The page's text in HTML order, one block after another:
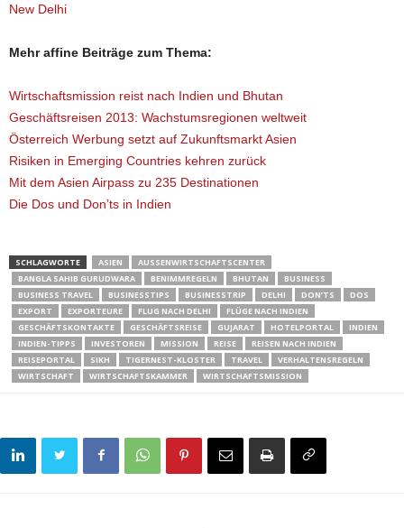
New Delhi
Mehr affine Beiträge zum Thema:
Wirtschaftsmission reist nach Indien und Bhutan
Geschäftsreisen 2013: Wachstumsregionen weltweit
Österreich Werbung setzt auf Zukunftsmarkt Asien
Risiken in Emerging Countries kehren zurück
Mit dem Asien Airpass zu 235 Destinationen
Die Dos und Don’ts in Indien
SCHLAGWORTE ASIEN
AUSSENWIRTSCHAFTSCENTER
BANGLA SAHIB GURUDWARA
BENIMMREGELN BHUTAN
BUSINESS
BUSINESS TRAVEL
BUSINESSTIPS BUSINESSTRIP DELHI DON’TS
DOS
EXPORT
EXPORTEURE FLUG NACH DELHI
FLÜGE NACH INDIEN
GESCHÄFTSKONTAKTE
GESCHÄFTSREISE GUJARAT HOTELPORTAL
INDIEN
INDIEN-TIPPS
INVESTOREN MISSION REISE
REISEN NACH INDIEN
REISEPORTAL
SIKH TIGERNEST-KLOSTER TRAVEL
VERHALTENSREGELN
WIRTSCHAFT
WIRTSCHAFTSKAMMER WIRTSCHAFTSMISSION